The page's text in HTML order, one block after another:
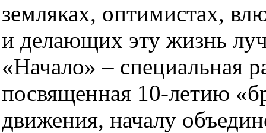
земляках, оптимистах,
и делающих эту жизнь
«Начало» – специальная
посвященная 10-летию
движения, началу